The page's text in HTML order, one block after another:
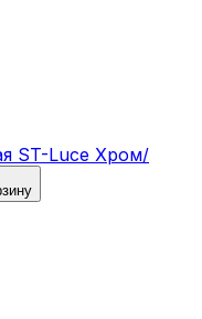
ST-Luce Хром/